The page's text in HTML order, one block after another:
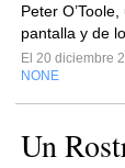
Peter
pantalla y de
El 20 diciembre
NONE
Un